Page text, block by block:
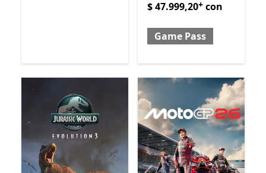
$ 47.999,20+ con
Game Pass